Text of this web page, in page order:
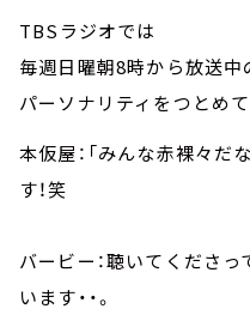
TBSラジオでは
毎週日曜朝8時から放送中
パーソナリティをつとめ
本仮屋：「みんな赤裸々だ
す！笑
バービー：聴いてくださっ
います・・。